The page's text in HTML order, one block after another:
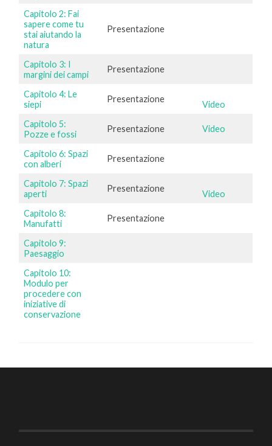
Capitolo 2: Fai
sapere come tu
stai aiutando la
natura
Presentazione
Capitolo 3: I
margini dei campi
Presentazione
Capitolo 4: Le
siepi
Presentazione
Video
Capitolo 5:
Pozze e fossi
Presentazione Video
Capitolo 6: Spazi
con alberi
Presentazione
Capitolo 7: Spazi
aperti
Presentazione
Video
Capitolo 8:
Manufatti
Presentazione
Capitolo 9:
Paesaggio
Capitolo 10:
Modulo per
procedere con
iniziative di
conservazione